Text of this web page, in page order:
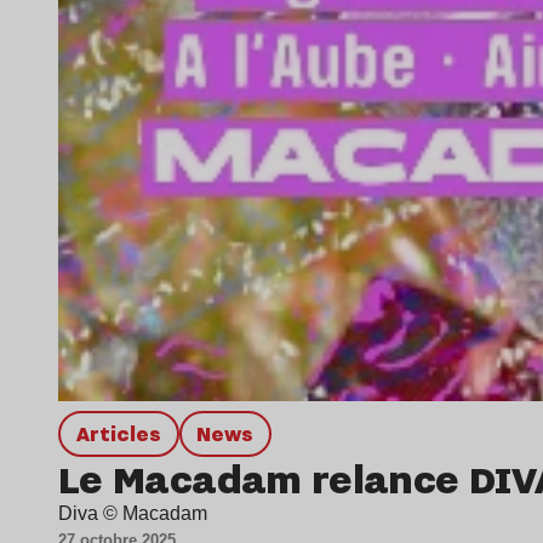
Articles news
Le Macadam relance
Diva © Macadam